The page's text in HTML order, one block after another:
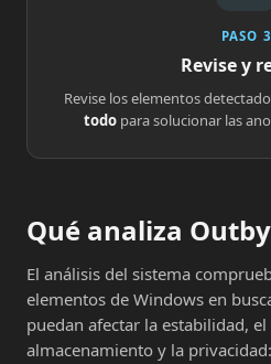
PASO 3
Revise y
Revise los elementos
todo para solucionar las
Qué analiza
El análisis del sistema
elementos de Windows en
puedan afectar la estabilidad,
almacenamiento y la privacidad: